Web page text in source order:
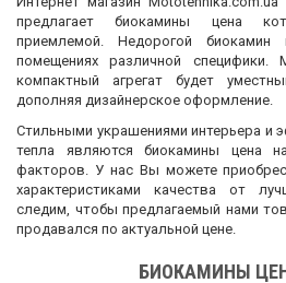
предлагает биокамины цена
приемлемой. Недорогой биокамин
помещениях различной специфики.
компактный агрегат будет
дополняя дизайнерское оформление.
Стильными украшениями интерьера и
тепла являются биокамины цена
факторов. У нас Вы можете
характеристиками качества от
следим, чтобы предлагаемый нами
продавался по актуальной цене.
БИОКАМИНЫ